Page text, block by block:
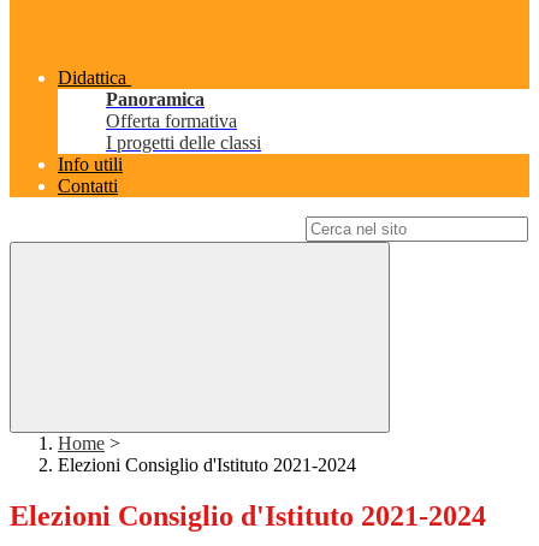
Didattica
Panoramica
Offerta formativa
I progetti delle classi
Info utili
Contatti
Home >
Elezioni Consiglio d'Istituto 2021-2024
Elezioni Consiglio d'Istituto 2021-2024